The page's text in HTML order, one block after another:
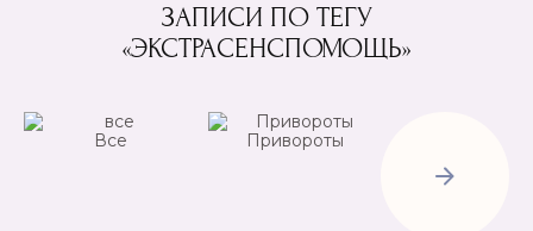
ЗАПИСИ ПО ТЕГУ
«ЭКСТРАСЕНСПОМОЩЬ»
Все
Привороты
Рассорки